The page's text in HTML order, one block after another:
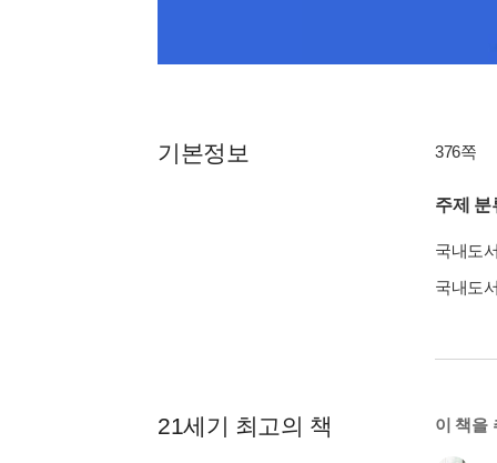
기본정보 376쪽
주제 분
국내도
국내도
21세기 최고의 책 이 책을